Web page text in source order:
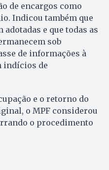
de encargos como
Indicou também que
e que todas as
sob
de informações à
indícios de
e o retorno do
o MPF considerou
o procedimento